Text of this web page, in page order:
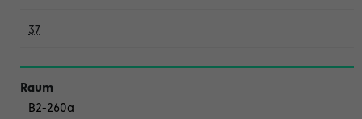
37
B2-260a